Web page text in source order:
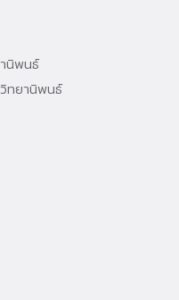
นิพนธ์
ทยานิพนธ์